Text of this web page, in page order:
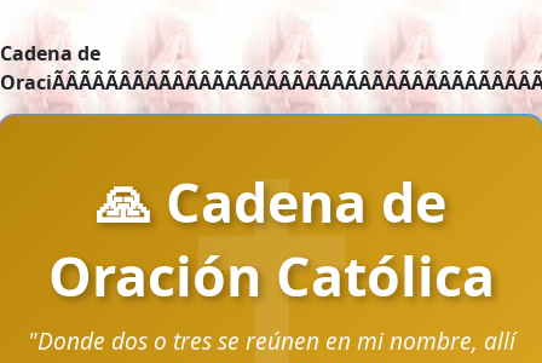
Cadena de OraciÃÂÃÂÃÂÃÂÃÂÃÂÃÂÃÂÃÂÃÂÃÂÃÂÃÂÃÂÃÂÃÂÃÂÃÂÃÂÃÂÃÂÃÂÃÂÃÂÃÂÃÂÃÂÃÂÃÂÃÂÃÂÃÂÃÂÃÂÃÂÃÂÃÂÃÂÃÂÃÂÃÂÃÂÃÂÃÂÃÂÃÂÃÂÃÂÃÂÃÂÃÂÃÂÃÂÃÂÃÂÃÂÃÂÃÂÃÂÃÂÃÂÃÂÃÂÃÂÃÂÃÂÃÂÃÂÃÂÃÂÃÂÃÂÃÂÃÂÃÂÃÂÃÂÃÂÃÂÃÂÃÂÃÂÃÂÃÂÃÂÃÂÃÂÃÂÃÂÃÂÃÂÃÂÃÂÃÂÃÂÃÂÃÂÃÂÃÂÃÂÃÂÃÂÃÂÃÂÃÂÃÂÃÂÃÂÃÂÃÂÃÂÃÂÃÂÃÂÃÂÃÂÃÂÃÂÃÂÃÂÃÂÃÂÃÂÃÂÃÂÃÂÃÂÃÂÃÂÃÂÃÂÃÂÃÂÃÂÃÂÃÂÃÂÃÂÃÂÃÂÃÂÃÂÃÂÃÂÃÂÃÂÃÂÃÂÃÂÃÂÃÂÃÂÃÂÃÂÃÂÃÂÃÂÃÂÃÂÃÂÃÂÃÂÃÂÃÂÃÂÃÂÃÂÃÂÃÂÃÂÃÂÃÂÃÂÃÂÃÂÃÂÃÂÃÂÃÂÃÂÃÂÃÂÃÂÃÂÃÂÃÂÃÂÃÂÃÂÃÂÃÂÃÂÃÂÃÂÃÂÃÂÃÂÃÂÃÂÃÂÃÂÃÂÃÂÃÂÃÂÃÂÃÂÃÂÃÂÃÂÃÂÃÂÃÂÃÂÃÂÃÂÃÂÃÂÃÂÃÂÃÂÃÂÃÂÃÂÃÂÃÂÃÂÃÂÃÂÃÂÃÂÃÂÃÂÃÂÃÂÃÂÃÂÃÂÃÂÃÂÃÂÃÂÃÂÃÂÃÂÃÂÃÂÃÂÃÂÃÂÃÂÃÂÃÂÃÂÃÂÃÂÃÂÃÂÃÂÃÂÃÂÃÂÃÂÃÂÃÂÃÂÃÂÃÂÃÂÃÂÃÂÃÂÃÂÃÂÃÂÃÂÃÂÃÂÃÂÃÂÃÂÃÂÃÂÃÂÃÂÃÂÃÂÃÂÃÂÃÂÃÂÃÂÃÂÃÂÃÂÃÂÃÂÃÂÃÂÃÂÃÂÃÂÃÂÃÂÃÂÃÂÃÂÃÂÃÂÃÂÃÂÃÂÃÂÃÂÃÂÃÂÃÂÃÂÃÂÃÂÃÂÃÂÃÂÃÂÃÂÃÂÃÂÃÂÃÂÃÂÃÂÃÂÃÂÃÂÃÂÃÂÃÂÃÂÃÂÃÂÃÂÃÂÃÂÃÂÃÂÃÂÃÂÃÂÃÂÃÂÃÂÃÂÃÂÃÂÃÂÃÂÃÂÃÂÃÂÃÂÃÂÃÂÃÂÃÂÃÂÃÂÃÂÃÂÃÂÃÂÃÂÃÂÃÂÃÂÃÂÃÂÃÂÃÂÃÂÃÂÃÂÃÂÃÂÃÂÃÂÃÂÃÂÃÂÃÂÃÂÃÂÃÂÃÂÃÂÃÂÃÂÃÂÃÂÃÂÃÂÃÂÃÂÃÂÃÂÃÂÃÂÃÂÃÂÃÂÃÂÃÂÃÂÃÂÃÂÃÂÃÂÃÂÃÂÃÂÃÂÃÂÃÂÃÂÃÂÃÂÃÂÃÂÃÂÃÂÃÂÃÂÃÂÃÂÃÂÃÂÃÂÃÂÃÂÃÂÃÂÃÂÃÂÃÂÃÂÃÂÃÂÃÂÃÂÃÂÃÂÃÂÃÂÃÂÃÂÃÂÃÂÃÂÃÂÃÂÃÂÃÂÃÂÃÂÃÂÃÂÃÂÃÂÃÂÃÂÃÂÃÂÃÂÃÂÃÂÃÂÃÂÃÂÃÂÃÂÃÂÃÂÃÂÃÂÃÂÃÂÃÂÃÂÃÂÃÂÃÂÃÂÃÂÃÂÃÂÃÂÃÂÃÂÃÂÃÂÃÂÃÂÃÂÃÂÃÂÃÂÃÂÃÂÃÂÃÂÃÂÃÂÃÂÃÂÃÂÃÂÃÂÃÂÃÂÃÂÃÂÃÂÃÂÃÂÃÂÃÂÃÂÃÂÃÂÃÂÃÂÃÂÃÂÃÂÃÂÃÂÃÂÃÂÃÂÃÂÃÂÃÂÃÂÃÂÃÂÃÂÃÂÃÂÃÂÃÂÃÂÃÂÃÂÃÂÃÂÃÂÃÂÃÂÃÂÃÂÃÂÃÂÃÂÃÂÃÂÃÂÃÂÃÂÃÂÃÂÃÂÃÂÃÂÃÂÃÂÃÂÃÂÃÂÃÂÃÂÃÂÃÂÃÂÃÂÃÂÃÂÃÂÃÂÃÂÃÂÃÂÃÂÃÂÃÂÃÂÃÂÃÂÃÂÃÂÃÂÃÂÃÂÃÂÃÂÃÂÃÂÃÂÃÂÃÂÃÂÃÂÃÂÃÂÃÂÃÂÃÂÃÂÃÂÃÂÃÂÃÂÃÂÃÂÃÂÃÂÃÂÃÂÃÂÃÂÃÂÃÂÃÂÃÂÃÂÃÂÃÂÃÂÃÂÃÂÃÂÃÂÃÂÃÂÃÂÃÂÃÂÃÂÃÂÃÂÃÂÃÂÃÂÃÂÃÂÃÂÃÂÃÂÃÂÃÂÃÂÃÂÃÂÃÂÃÂÃÂÃÂÃÂÃÂÃÂÃÂÃÂÃÂÃÂÃÂÃÂÃÂÃÂÃÂÃÂÃÂÃÂÃÂÃÂÃÂÃÂÃÂÃÂÃÂÃÂÃÂÃÂÃÂÃÂÃÂÃÂÃÂÃÂÃÂÃÂÃÂÃÂÃÂÃÂÃÂÃÂÃÂÃÂÃÂÃÂÃÂÃÂÃÂÃÂÃÂÃÂÃÂÃÂÃÂÃÂÃÂÃÂÃÂÃÂÃÂÃÂÃÂÃÂÃÂÃÂÃÂÃÂÃÂÃÂÃÂÃÂÃÂÃÂÃÂÃÂÃÂÃÂÃÂÃÂÃÂÃÂÃÂÃÂÃÂÃÂÃÂÃÂÃÂÃÂÃÂÃÂÃÂÃÂÃÂÃÂÃÂÃÂÃÂÃÂÃÂÃÂÃÂÃÂÃÂÃÂÃÂÃÂÃÂÃÂÃÂÃÂÃÂÃÂÃÂÃÂÃÂÃÂÃÂÃÂÃÂÃÂÃÂÃÂÃÂÃÂÃÂÃÂÃÂÃÂÃÂÃÂÃÂÃÂÃÂÃÂÃÂÃÂÃÂÃÂÃÂÃÂÃÂÃÂÃÂÃÂÃÂÃÂÃÂÃÂÃÂÃÂÃÂÃÂÃÂÃÂÃÂÃÂÃÂÃÂÃÂÃÂÃÂÃÂÃÂÃÂÃÂÃÂÃÂÃÂÃÂÃÂÃÂÃÂÃÂÃÂÃÂÃÂÃÂÃÂÃÂÃÂÃÂÃÂÃÂÃÂÃÂÃÂÃÂÃÂÃÂÃÂÃÂÃÂÃÂÃÂÃÂÃÂÃÂÃÂÃÂÃÂÃÂÃÂÃÂÃÂÃÂÃÂÃÂÃÂÃÂÃÂÃÂÃÂÃÂÃÂÃÂÃÂÃÂÃÂÃÂÃÂÃÂÃÂÃÂÃÂÃÂÃÂÃÂÃÂÃÂÃÂÃÂÃÂÃÂÃÂÃÂÃÂÃÂÃÂÃÂÃÂÃÂÃÂÃÂÃÂÃÂÃÂÃÂÃÂÃÂÃÂÃÂÃÂÃÂÃÂÃÂÃÂÃÂÃÂÃÂÃÂÃÂÃÂÃÂÃÂÃÂÃÂÃÂÃÂÃÂÃÂÃÂÃÂÃÂÃÂÃÂÃÂÃÂÃÂÃÂÃÂÃÂÃÂÃÂÃÂÃÂÃÂÃÂÃÂÃÂÃÂÃÂÃÂÃÂÃÂÃÂÃÂÃÂÃÂÃÂÃÂÃÂÃÂÃÂÃÂÃÂÃÂÃÂÃÂÃÂÃÂÃÂÃÂÃÂÃÂÃÂÃÂÃÂÃÂÃÂÃÂÃÂÃÂÃÂÃÂÃÂÃÂÃÂÃÂÃÂÃÂÃÂÃÂÃÂÃÂÃÂÃÂÃÂÃÂÃÂÃÂÃÂÃÂÃÂÃÂÃÂÃÂÃÂÃÂÃÂÃÂÃÂÃÂÃÂÃÂÃÂÃÂÃÂÃÂÃÂÃÂÃÂÃÂÃÂÃÂÃÂÃÂÃÂÃÂÃÂÃÂÃÂÃÂÃÂÃÂÃÂÃÂÃÂÃÂÃÂÃÂÃÂÃÂÃÂÃÂÃÂÃÂÃÂÃÂÃÂÃÂÃÂÃÂÃÂÃÂÃÂÃÂÃÂÃÂÃÂÃÂÃÂÃÂÃÂÃÂÃÂÃÂÃÂÃÂÃÂÃÂÃÂÃÂÃÂÃÂÃÂÃÂÃÂÃÂÃÂÃÂÃÂÃÂÃÂÃÂÃÂÃÂÃÂÃÂÃÂÃÂÃÂÃÂÃÂÃÂÃÂÃÂÃÂÃÂÃÂÃÂÃÂÃÂÃÂÃÂÃÂÃÂÃÂÃÂÃÂÃÂÃÂÃÂÃÂÃÂÃÂÃÂÃÂÃÂÃÂÃÂÃÂÃÂÃÂÃÂÃÂÃÂÃÂÃÂÃÂÃÂÃÂÃÂÃÂÃÂÃÂÃÂÃÂÃÂÃÂÃÂÃÂÃÂÃÂÃÂÃÂÃÂÃÂÃÂÃÂÃÂÃÂÃÂÃÂÃÂÃÂÃÂÃÂÃÂÃÂÃÂÃÂÃÂÃÂÃÂÃÂÃÂÃÂÃÂÃÂÃÂÃÂÃÂÃÂÃÂÃÂÃÂÃÂÃÂÃÂÃÂÃÂÃÂÃÂÃÂÃÂÃÂÃÂÃÂÃÂÃÂÃÂÃÂÃÂÃÂÃÂÃÂÃÂÃÂÃÂÃÂÃÂÃÂÃÂÃÂÃÂÃÂÃÂÃÂÃÂÃÂÃÂÃÂÃÂÃÂÃÂÃÂÃÂÃÂÃÂÃÂÃÂÃÂÃÂÃÂÃÂÃÂÃÂÃÂÃÂÃÂÃÂÃÂÃÂÃÂÃÂÃÂÃÂÃÂÃÂÃÂÃÂÃÂÃÂÃÂÃÂÃÂÃÂÃÂÃÂÃÂÃÂÃÂÃÂÃÂÃÂÃÂÃÂÃÂÃÂÃÂÃÂÃÂÃÂÃÂÃÂÃÂÃÂÃÂÃÂÃÂÃÂÃÂÃÂÃÂÃÂÃÂÃÂÃÂÃÂÃÂÃÂÃÂÃÂÃÂÃÂÃÂÃÂÃÂÃÂÃÂÃÂÃÂÃÂÃÂÃÂÃÂÃÂÃÂÃÂÃÂÃÂÃÂÃÂÃÂÃÂÃÂÃÂÃÂÃÂÃÂÃÂÃÂÃÂÃÂÃÂÃÂÃÂÃÂÃÂÃÂÃÂÃÂÃÂÃÂÃÂÃÂÃÂÃÂÃÂÃÂÃÂÃÂÃÂÃÂÃÂÃÂÃÂÃÂÃÂÃÂÃÂÃÂÃÂÃÂÃÂÃÂÃÂÃÂÃÂÃÂÃÂÃÂÃÂÃÂÃÂÃÂÃÂÃÂÃÂÃÂÃÂÃÂÃÂÃÂÃÂÃÂÃÂÃÂÃÂÃÂÃÂÃÂÃÂÃÂÃÂÃÂÃÂÃÂÃÂÃÂÃÂÃÂÃÂÃÂÃÂÃÂÃÂÃÂÃÂÃÂÃÂÃÂÃÂÃÂÃÂÃÂÃÂÃÂÃÂÃÂÃÂÃÂÃÂÃÂÃÂÃÂÃÂÃÂÃÂÃÂÃÂÃÂÃÂÃÂÃÂÃÂÃÂÃÂÃÂÃÂÃÂÃÂÃÂÃÂÃÂÃÂÃÂÃÂÃÂÃÂÃÂÃÂÃÂÃÂÃÂÃÂÃÂÃÂÃÂÃÂÃÂÃÂÃÂÃÂÃÂÃÂÃÂÃÂÃÂÃÂÃÂÃÂÃÂÃÂÃÂÃÂÃÂÃÂÃÂÃÂÃÂÃÂÃÂÃÂÃÂÃÂÃÂÃÂÃÂÃÂÃÂÃÂÃÂÃÂÃÂÃÂÃÂÃÂÃÂÃÂÃÂÃÂÃÂÃÂÃÂÃÂÃÂÃÂÃÂÃÂÃÂÃÂÃÂÃÂÃÂÃÂÃÂÃÂÃÂÃÂÃÂÃÂÃÂÃÂÃÂÃÂÃÂÃÂÃÂÃÂÃÂÃÂÃÂÃÂÃÂÃÂÃÂÃÂÃÂÃÂÃÂÃÂÃÂÃÂÃÂÃÂÃÂÃÂÃÂÃÂÃÂÃÂÃÂÃÂÃÂÃÂÃÂÃÂÃÂÃÂÃÂÃÂÃÂÃÂÃÂÃÂÃÂÃÂÃÂÃÂÃÂÃÂÃÂÃÂÃÂÃÂÃÂÃÂÃÂÃÂÃÂÃÂÃÂÃÂÃÂÃÂÃÂÃÂÃÂÃÂÃÂÃÂÃÂÃÂÃÂÃÂÃÂÃÂÃÂÃÂÃÂÃÂÃÂÃÂÃÂÃÂÃÂÃÂÃÂÃÂÃÂÃÂÃÂÃÂÃÂÃÂÃÂÃÂÃÂÃÂÃÂÃÂÃÂÃÂÃÂÃÂÃÂÃÂÃÂÃÂÃÂÃÂÃÂÃÂÃÂÃÂÃÂÃÂÃÂÃÂÃÂÃÂÃÂÃÂÃÂÃÂÃÂÃÂÃÂÃÂÃÂÃÂÃÂÃÂÃÂÃÂÃÂÃÂÃÂÃÂÃÂÃÂÃÂÃÂÃÂÃÂÃÂÃÂÃÂÃÂÃÂÃÂÃÂÃÂÃÂÃÂÃÂÃÂÃÂÃÂÃÂÃÂÃÂÃÂÃÂÃÂÃÂÃÂÃÂÃÂÃÂÃÂÃÂÃÂÃÂÃÂÃÂÃÂÃÂÃÂÃÂÃÂÃÂÃÂÃÂÃÂÃÂÃÂÃÂÃÂÃÂÃÂÃÂÃÂÃÂÃÂÃÂÃÂÃÂÃÂÃÂÃÂÃÂÃÂÃÂÃÂÃÂÃÂÃÂÃÂÃÂÃÂÃÂÃÂÃÂÃÂÃÂÃÂÃÂÃÂÃÂÃÂÃÂÃÂÃÂÃÂÃÂÃÂÃÂÃÂÃÂÃÂÃÂÃÂÃÂÃÂÃÂÃÂÃÂÃÂÃÂÃÂÃÂÃÂÃÂÃÂÃÂÃÂÃÂÃÂÃÂÃÂÃÂÃÂÃÂÃÂÃÂÃÂÃÂÃÂÃÂÃÂÃÂÃÂÃÂÃÂÃÂÃÂÃÂÃÂÃÂÃÂÃÂÃÂÃÂÃÂÃÂÃÂÃÂÃÂÃÂÃÂÃÂÃÂÃÂÃÂÃÂÃÂÃÂÃÂÃÂÃÂÃÂÃÂÃÂÃÂÃÂÃÂÃÂÃÂÃÂÃÂÃÂÃÂÃÂÃÂÃÂÃÂÃÂÃÂÃÂÃÂÃÂÃÂÃÂÃÂÃÂÃÂÃÂÃÂÃÂÃÂÃÂÃÂÃÂÃÂÃÂÃÂÃÂÃÂÃÂÃÂÃÂÃÂÃÂÃÂÃÂÃÂÃÂÃÂÃÂÃÂÃÂÃÂÃÂÃÂÃÂÃÂÃÂÃÂÃÂÃÂÃÂÃÂÃÂÃÂÃÂÃÂÃÂÃÂÃÂÃÂÃÂÃÂÃÂÃÂÃÂÃÂÃÂÃÂÃÂÃÂÃÂÃÂÃÂÃÂÃÂÃÂÃÂÃÂÃÂÃÂÃÂÃÂÃÂÃÂÃÂÃÂÃÂÃÂÃÂÃÂÃÂÃÂÃÂÃÂÃÂÃÂÃÂÃÂÃÂÃÂÃÂÃÂÃÂÃÂÃÂÃÂÃÂÃÂÃÂÃÂÃÂÃÂÃÂÃÂÃÂÃÂÃÂÃÂÃÂÃÂÃÂÃÂÃÂÃÂÃÂÃÂÃÂÃÂÃÂÃÂÃÂÃÂÃÂÃÂÃÂÃÂÃÂÃÂÃÂÃÂÃÂÃÂÃÂÃÂÃÂÃÂÃÂÃÂÃÂÃÂÃÂÃÂÃÂÃÂÃÂÃÂÃÂÃÂÃÂÃÂÃÂÃÂÃÂÃÂÃÂÃÂÃÂÃÂÃÂÃÂÃÂÃÂÃÂÃÂÃÂÃÂÃÂÃÂÃÂÃÂÃÂÃÂÃÂÃÂÃÂÃÂÃÂÃÂÃÂÃÂÃÂÃÂÃÂÃÂÃÂÃÂÃÂÃÂÃÂÃÂÃÂÃÂÃÂÃÂÃÂÃÂÃÂÃÂÃÂÃÂÃÂÃÂÃÂÃÂÃÂÃÂÃÂÃÂÃÂÃÂÃÂÃÂÃÂÃÂÃÂÃÂÃÂÃÂÃÂÃÂÃÂÃÂÃÂÃÂÃÂÃÂÃÂÃÂÃÂÃÂÃÂÃÂÃÂÃÂÃÂÃÂÃÂÃÂÃÂÃÂÃÂÃÂÃÂÃÂÃÂÃÂÃÂÃÂÃÂÃÂÃÂÃÂÃÂÃÂÃÂÃÂÃÂÃÂÃÂÃÂÃÂÃÂÃÂÃÂÃÂÃÂÃÂÃÂÃÂÃÂÃÂÃÂÃÂÃÂÃÂÃÂÃÂÃÂÃÂÃÂÃÂÃÂÃÂÃÂÃÂÃÂÃÂÃÂÃÂÃÂÃÂÃÂÃÂÃÂÃÂÃÂÃÂÃÂÃÂÃÂÃÂÃÂÃÂÃÂÃÂÃÂÃÂÃÂÃÂÃÂÃÂÃÂÃÂÃÂÃÂÃÂÃÂÃÂÃÂÃÂÃÂÃÂÃÂÃÂÃÂÃÂÃÂÃÂÃÂÃÂÃÂÃÂÃÂÃÂÃÂÃÂÃÂÃÂÃÂÃÂÃÂÃÂÃÂÃÂÃÂÃÂÃÂÃÂÃÂÃÂÃÂÃÂÃÂÃÂÃÂÃÂÃÂÃÂÃÂÃÂÃÂÃÂÃÂÃÂÃÂÃÂÃÂÃÂÃÂÃÂÃÂÃÂÃÂÃÂÃÂÃÂÃÂÃÂÃÂÃÂÃÂÃÂÃÂÃÂÃÂÃÂÃÂÃÂÃÂÃÂÃÂÃÂÃÂÃÂÃÂÃÂÃÂÃÂÃÂÃÂÃÂÃÂÃÂÃÂÃÂÃÂÃÂÃÂÃÂÃÂÃÂÃÂÃÂÃÂÃÂÃÂÃÂÃÂÃÂÃÂÃÂÃÂÃÂÃÂÃÂÃÂÃÂÃÂÃÂÃÂÃÂÃÂÃÂÃÂÃÂÃÂÃÂÃÂÃÂÃÂÃÂÃÂÃÂÃÂÃÂÃÂÃÂÃÂÃÂÃÂÃÂÃÂÃÂÃÂÃÂÃÂÃÂÃÂÃÂÃÂÃÂÃÂÃÂÃÂÃÂÃÂÃÂÃÂÃÂÃÂÃÂÃÂÃÂÃÂÃÂÃÂÃÂÃÂÃÂÃÂÃÂÃÂÃÂÃÂÃÂÃÂÃÂÃÂÃÂÃÂÃÂÃÂÃÂÃÂÃÂÃÂÃÂÃÂÃÂÃÂÃÂÃÂÃÂÃÂÃÂÃÂÃÂÃÂÃÂÃÂÃÂÃÂÃÂÃÂÃÂÃÂÃÂÃÂÃÂÃÂÃÂÃÂÃÂÃÂÃÂÃÂÃÂÃÂÃÂÃÂÃÂÃÂÃÂÃÂÃÂÃÂÃÂÃÂÃÂÃÂÃÂÃÂÃÂÃÂÃÂÃÂÃÂÃÂÃÂÃÂÃÂÃÂÃÂÃÂÃÂÃÂÃÂÃÂÃÂÃÂÃÂÃÂÃÂÃÂÃÂÃÂÃÂÃÂÃÂÃÂÃÂÃÂÃÂÃÂÃÂÃÂÃÂÃÂÃÂÃÂÃÂÃÂÃÂÃÂÃÂÃÂÃÂÃÂÃÂÃÂÃÂÃÂÃÂÃÂÃÂÃÂÃÂÃÂÃÂÃÂÃÂÃÂÃÂÃÂÃÂÃÂÃÂÃÂÃÂÃÂÃÂÃÂÃÂÃÂÃÂÃÂÃÂÃÂÃÂÃÂÃÂÃÂÃÂÃÂÃÂÃÂÃÂÃÂÃÂÃÂÃÂÃÂÃÂÃÂÃÂÃÂÃÂÃÂÃÂÃÂÃÂÃÂÃÂÃÂÃÂÃÂÃÂÃÂÃÂÃÂÃÂÃÂÃÂÃÂÃÂÃÂÃÂÃÂÃÂÃÂÃÂÃÂÃÂÃÂÃÂÃÂÃÂÃÂÃÂÃÂÃÂÃÂÃÂÃÂÃÂÃÂÃÂÃÂÃÂÃÂÃ